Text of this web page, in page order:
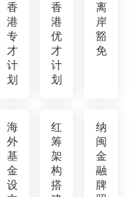
香
港
专
才
计
划
香
港
优
才
计
划
离
岸
豁
免
海
外
基
金
设
红
筹
架
构
搭
纳
闽
金
融
牌